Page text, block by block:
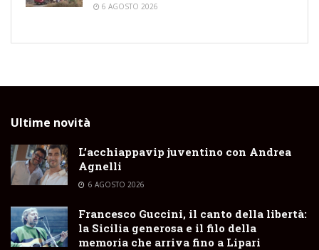
6 AGOSTO 2026
Ultime novità
L’acchiappavip juventino con Andrea
Agnelli
6 AGOSTO 2026
Francesco Guccini, il canto della libertà:
la Sicilia generosa e il filo della
memoria che arriva fino a Lipari